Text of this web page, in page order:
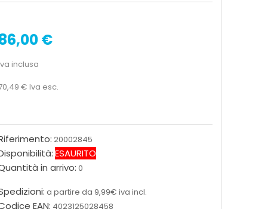
€
inclusa
€ Iva esc.
20002845
ESAURITO
in arrivo: 0
a partire da 9,99€ iva incl.
EAN: 4023125028458